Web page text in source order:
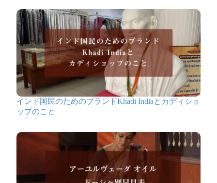
インド国民のためのブランドKhadi Indiaとカディショ
ップのこと